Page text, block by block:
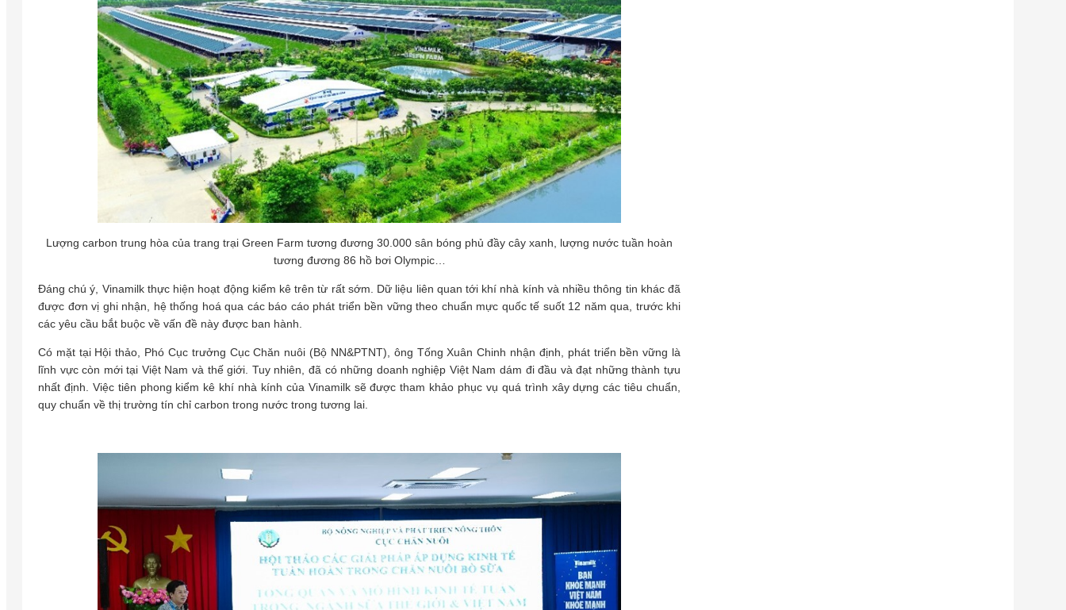
Lượng carbon trung hòa của trang trại Green Farm tương đương 30.000 sân bóng phủ đầy cây xanh, lượng nước tuần hoàn
tương đương 86 hồ bơi Olympic…
Đáng chú ý, Vinamilk thực hiện hoạt động kiểm kê trên từ rất sớm. Dữ liệu liên quan tới khí nhà kính và nhiều thông tin khác đã
được đơn vị ghi nhận, hệ thống hoá qua các báo cáo phát triển bền vững theo chuẩn mực quốc tế suốt 12 năm qua, trước khi
các yêu cầu bắt buộc về vấn đề này được ban hành.
Có mặt tại Hội thảo, Phó Cục trưởng Cục Chăn nuôi (Bộ NN&PTNT), ông Tống Xuân Chinh nhận định, phát triển bền vững là
lĩnh vực còn mới tại Việt Nam và thế giới. Tuy nhiên, đã có những doanh nghiệp Việt Nam dám đi đầu và đạt những thành tựu
nhất định. Việc tiên phong kiểm kê khí nhà kính của Vinamilk sẽ được tham khảo phục vụ quá trình xây dựng các tiêu chuẩn,
quy chuẩn về thị trường tín chỉ carbon trong nước trong tương lai.